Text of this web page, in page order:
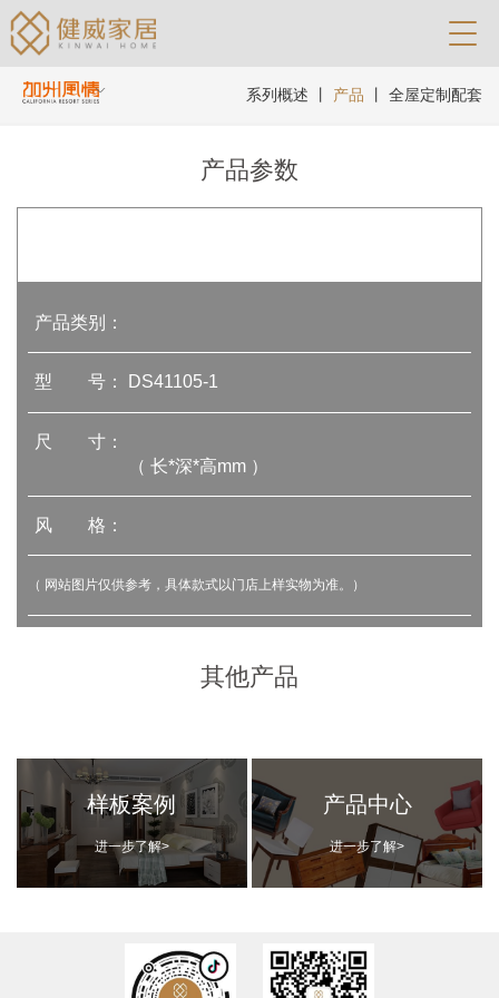
系列概述 产品 全屋定制配套
产品参数
产品类别：
型 号： DS41105-1
尺 寸：
（ 长*深*高mm ）
风 格：
（ 网站图片仅供参考，具体款式以门店上样实物为准。）
其他产品
样板案例
进一步了解>
产品中心
进一步了解>